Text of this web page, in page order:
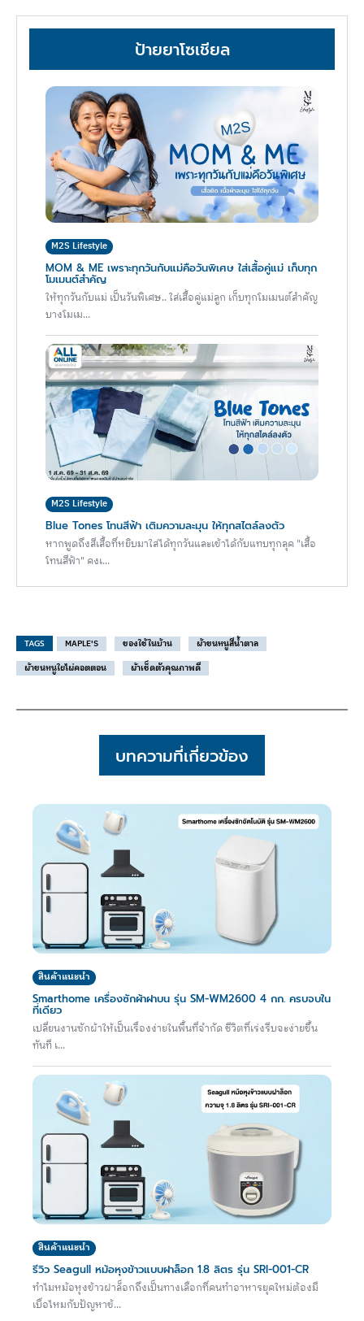
ป้ายยาโซเชียล
M2S Lifestyle
MOM & ME เพราะทุกวันกับแม่คือวันพิเศษ ใส่เสื้อคู่แม่ เก็บทุก
โมเมนต์สำคัญ
ให้ทุกวันกับแม่ เป็นวันพิเศษ.. ใส่เสื้อคู่แม่ลูก เก็บทุกโมเมนต์สำคัญ
บางโมเม...
M2S Lifestyle
Blue Tones โทนสีฟ้า เติมความละมุน ให้ทุกสไตล์ลงตัว
หากพูดถึงสีเสื้อที่หยิบมาใส่ได้ทุกวันและเข้าได้กับแทบทุกลุค "เสื้อ
โทนสีฟ้า" คงเ...
TAGS MAPLE'S ของใช้ในบ้าน
ผ้าขนหนูสีน้ำตาล
ผ้าขนหนูใยไผ่คอตตอน
ผ้าเช็ดตัวคุณภาพดี
บทความที่เกี่ยวข้อง
สินค้าแนะนำ
Smarthome เครื่องซักผ้าฝาบน รุ่น SM-WM2600 4 กก. ครบจบใน
ที่เดียว
เปลี่ยนงานซักผ้าให้เป็นเรื่องง่ายในพื้นที่จำกัด ชีวิตที่เร่งรีบจะง่ายขึ้น
ทันที เ...
สินค้าแนะนำ
รีวิว Seagull หม้อหุงข้าวแบบฝาล็อก 1.8 ลิตร รุ่น SRI-001-CR
ทำไมหม้อหุงข้าวฝาล็อกถึงเป็นทางเลือกที่คนทำอาหารยุคใหม่ต้องมี
เบื่อไหมกับปัญหาข้...